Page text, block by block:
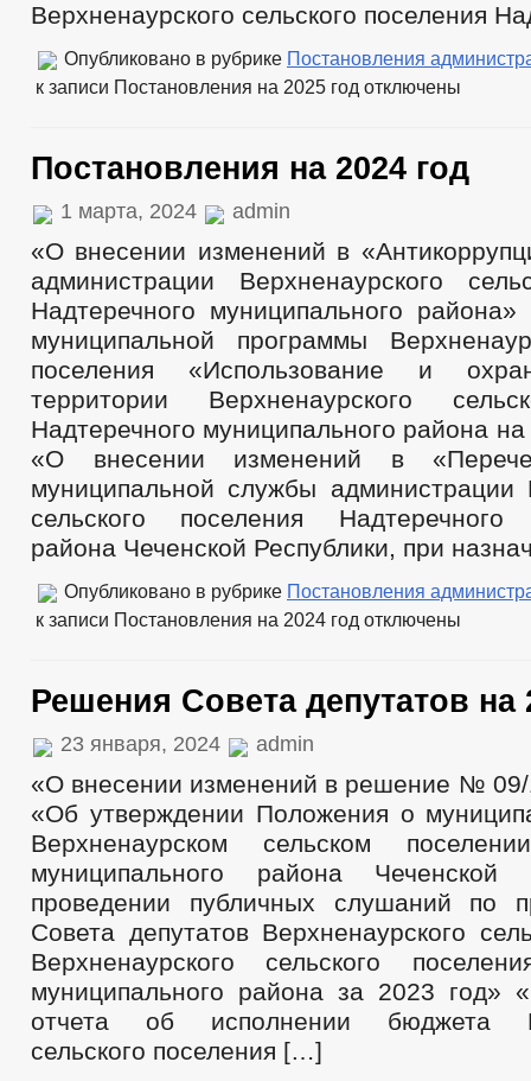
Верхненаурского сельского поселения
Опубликовано в рубрике Постановления
к записи Постановления на 2025 год отключены
Постановления на 2024 год
1 марта, 2024 admin
«О внесении изменений в
администрации Верхненаурского
Надтеречного муниципального
муниципальной программы
поселения «Использование и
территории Верхненаурского
Надтеречного муниципального района
«О внесении изменений в
муниципальной службы администрации
сельского поселения Надтеречного
района Чеченской Республики, при
Опубликовано в рубрике Постановления
к записи Постановления на 2024 год отключены
Решения Совета депутатов на
23 января, 2024 admin
«О внесении изменений в решение № 09/
«Об утверждении Положения о
Верхненаурском сельском
муниципального района Чеченской
проведении публичных слушаний по
Совета депутатов Верхненаурского
Верхненаурского сельского
муниципального района за 2023 год»
отчета об исполнении бюджета
сельского поселения […]